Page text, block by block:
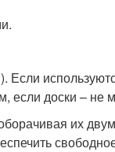
Если
если доски – не
их